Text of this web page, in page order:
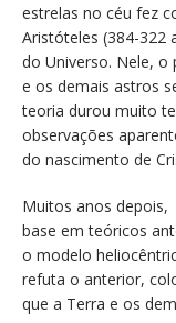
estrelas no céu fez
Aristóteles (384-322
do Universo. Nele, o
e os demais astros
teoria durou muito
observações
do nascimento de
Muitos anos
base em teóricos
o modelo
refuta o anterior,
que a Terra e os